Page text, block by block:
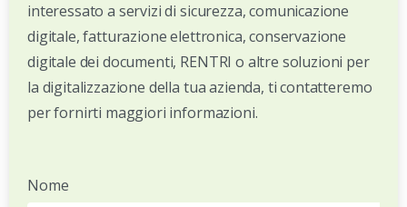
interessato a servizi di sicurezza, comunicazione
digitale, fatturazione elettronica, conservazione
digitale dei documenti, RENTRI o altre soluzioni per
la digitalizzazione della tua azienda, ti contatteremo
per fornirti maggiori informazioni.
Nome